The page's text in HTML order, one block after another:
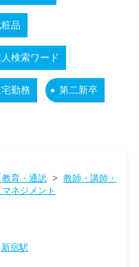
品
検索ワード
勤務 第二新卒
育・通訳 > 教師・講師・
ネジメント
新宿駅